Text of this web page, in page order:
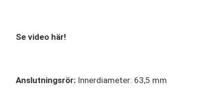
Se video här!
Anslutningsrör: Innerdiameter: 63,5 mm